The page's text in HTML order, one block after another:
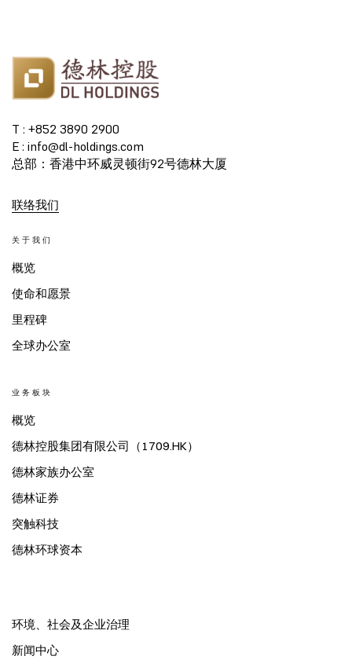
T : +852 3890 2900
E : info@dl-holdings.com
总部：香港中环威灵顿街92号德林大厦
联络我们
关于我们
概览
使命和愿景
里程碑
全球办公室
业务板块
概览
德林控股集团有限公司（1709.HK）
德林家族办公室
德林证券
突触科技
德林环球资本
环境、社会及企业治理
新闻中心